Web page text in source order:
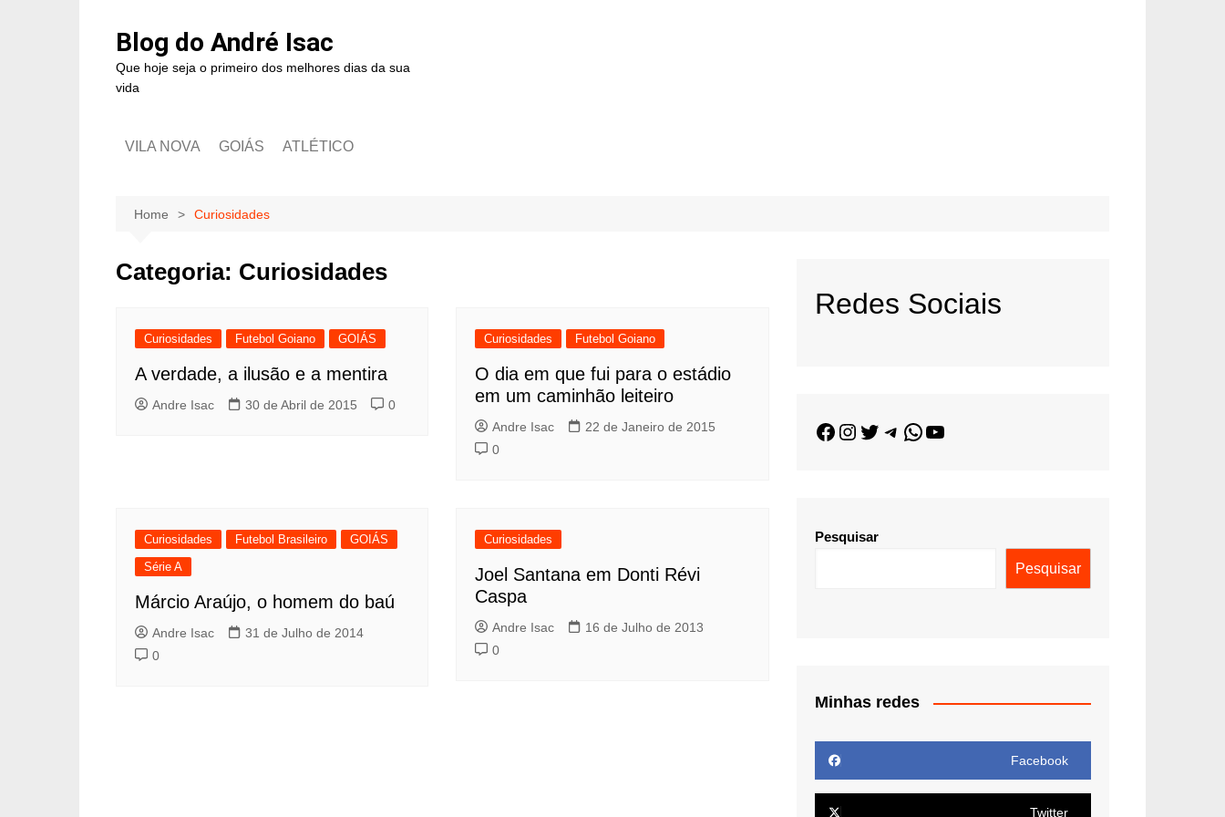
Blog do André Isac
Que hoje seja o primeiro dos melhores dias da sua
vida
VILA NOVA GOIÁS ATLÉTICO
Home Curiosidades
Categoria: Curiosidades
Curiosidades Futebol Goiano GOIÁS
A verdade, a ilusão e a mentira
Andre Isac 30 de Abril de 2015 0
Curiosidades Futebol Goiano
O dia em que fui para o estádio
em um caminhão leiteiro
Andre Isac
22 de Janeiro de 2015
0
Curiosidades Futebol Brasileiro
GOIÁS
Série A
Márcio Araújo, o homem do baú
Andre Isac
31 de Julho de 2014
0
Curiosidades
Joel Santana em Donti Révi
Caspa
Andre Isac
16 de Julho de 2013
0
Redes Sociais
Pesquisar
Pesquisar
Minhas redes
Facebook
Twitter